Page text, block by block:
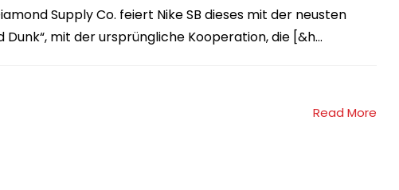
Supply Co. feiert Nike SB dieses mit der neusten
mit der ursprüngliche Kooperation, die [&h...
Read More